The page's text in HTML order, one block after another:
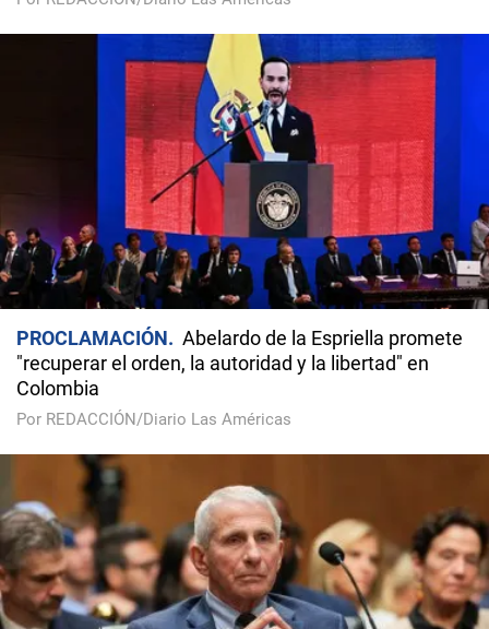
PROCLAMACIÓN
Abelardo de la Espriella promete
"recuperar el orden, la autoridad y la libertad" en
Colombia
Por REDACCIÓN/Diario Las Américas